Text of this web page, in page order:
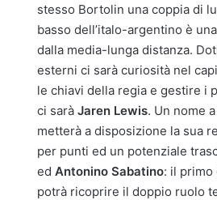
stesso Bortolin una coppia di
basso dell’italo-argentino è
dalla media-lunga distanza.
esterni ci sarà curiosità nel
le chiavi della regia e gestire i
ci sarà Jaren Lewis. Un nome
metterà a disposizione la sua
per punti ed un potenziale
ed Antonino Sabatino: il primo
potrà ricoprire il doppio ruolo